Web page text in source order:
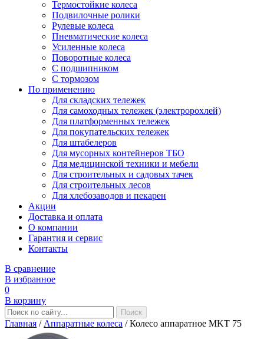
Термостойкие колеса
Подвилочные ролики
Рулевые колеса
Пневматические колеса
Усиленные колеса
Поворотные колеса
С подшипником
С тормозом
По применению
Для складских тележек
Для самоходных тележек (электророхлей)
Для платформенных тележек
Для покупательских тележек
Для штабелеров
Для мусорных контейнеров ТБО
Для медицинской техники и мебели
Для строительных и садовых тачек
Для строительных лесов
Для хлебозаводов и пекарен
Акции
Доставка и оплата
О компании
Гарантия и сервис
Контакты
В сравнение
В избранное
0
В корзину
Главная / Аппаратные колеса /Колесо аппаратное MKT 75